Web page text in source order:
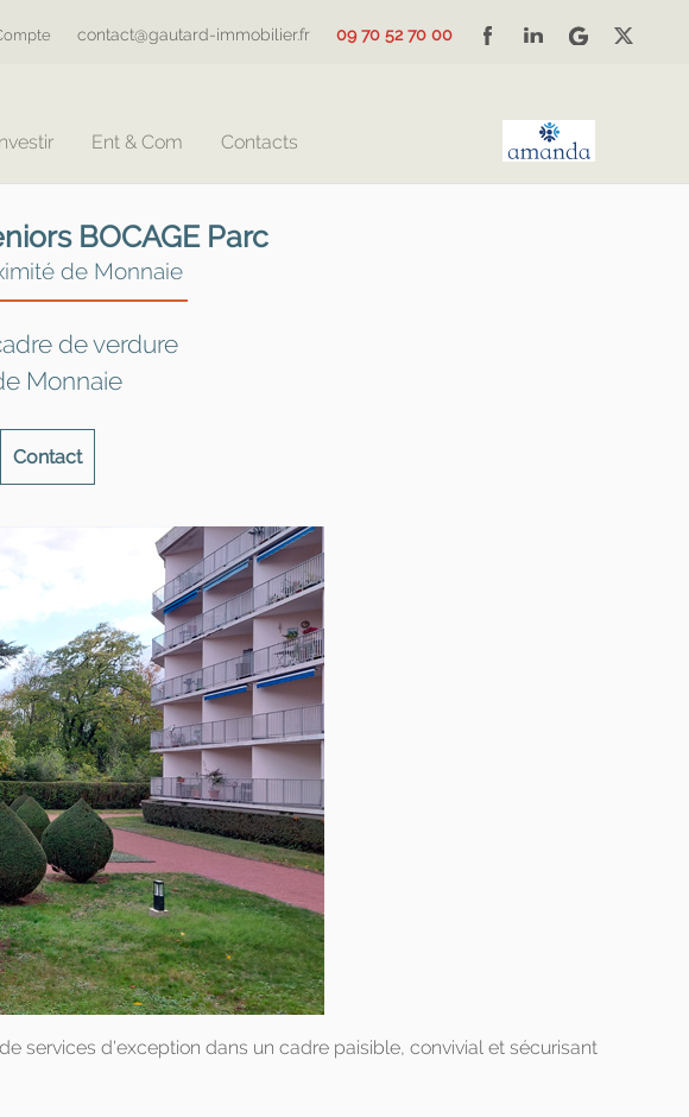
contact@gautard-immobilier.fr 09 70 52 70 00
Ent & Com Contacts
BOCAGE Parc
de Monnaie
de verdure
Monnaie
Contact
services d'exception dans un cadre paisible, convivial et sécurisant